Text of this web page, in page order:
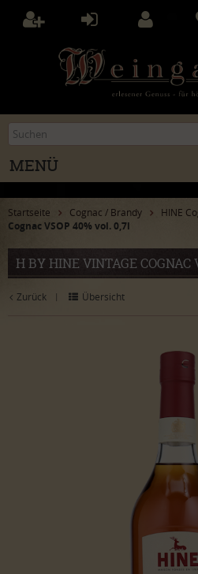
MENÜ
Startseite Cognac / Brandy HINE
Cognac VSOP 40% vol. 0,7l
H BY HINE VINTAGE COGNAC
Zurück | Übersicht